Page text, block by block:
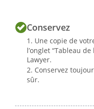
Conservez
Une copie de
l’onglet “Tableau
Lawyer.
Conservez
sûr.